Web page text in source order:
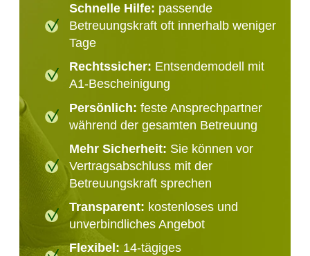
Schnelle Hilfe: passende
Betreuungskraft oft innerhalb weniger
Tage
Rechtssicher: Entsendemodell mit
A1-Bescheinigung
Persönlich: feste Ansprechpartner
während der gesamten Betreuung
Mehr Sicherheit: Sie können vor
Vertragsabschluss mit der
Betreuungskraft sprechen
Transparent: kostenloses und
unverbindliches Angebot
Flexibel: 14-tägiges